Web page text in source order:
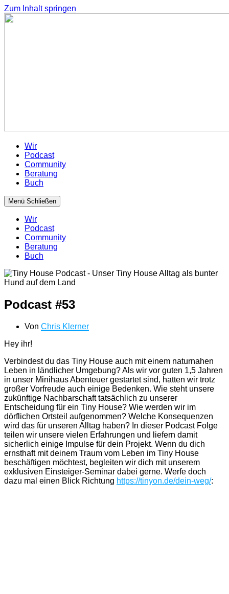
Zum Inhalt springen
Wir
Podcast
Community
Beratung
Buch
Menü Schließen
Wir
Podcast
Community
Beratung
Buch
Podcast #53
Von Chris Klerner
Hey ihr!
Verbindest du das Tiny House auch mit einem naturnahen
Leben in ländlicher Umgebung? Als wir vor guten 1,5 Jahren
in unser Minihaus Abenteuer gestartet sind, hatten wir trotz
großer Vorfreude auch einige Bedenken. Wie steht unsere
zukünftige Nachbarschaft tatsächlich zu unserer
Entscheidung für ein Tiny House? Wie werden wir im
dörflichen Ortsteil aufgenommen? Welche Konsequenzen
wird das für unseren Alltag haben? In dieser Podcast Folge
teilen wir unsere vielen Erfahrungen und liefern damit
sicherlich einige Impulse für dein Projekt. Wenn du dich
ernsthaft mit deinem Traum vom Leben im Tiny House
beschäftigen möchtest, begleiten wir dich mit unserem
exklusiven Einsteiger-Seminar dabei gerne. Werfe doch
dazu mal einen Blick Richtung https://tinyon.de/dein-weg/: